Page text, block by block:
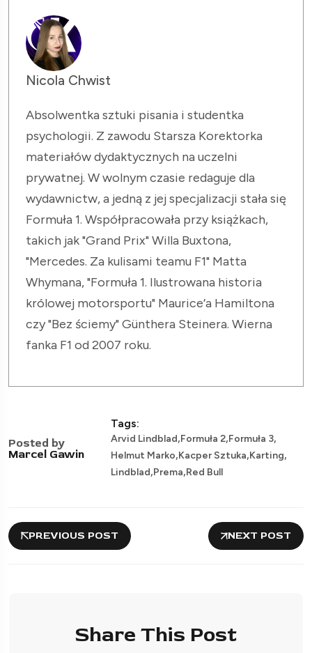
Nicola Chwist
Absolwentka sztuki pisania i studentka
psychologii. Z zawodu Starsza Korektorka
materiałów dydaktycznych na uczelni
prywatnej. W wolnym czasie redaguje dla
wydawnictw, a jedną z jej specjalizacji stała się
Formuła 1. Współpracowała przy książkach,
takich jak "Grand Prix" Willa Buxtona,
"Mercedes. Za kulisami teamu F1" Matta
Whymana, "Formuła 1. Ilustrowana historia
królowej motorsportu" Maurice’a Hamiltona
czy "Bez ściemy" Günthera Steinera. Wierna
fanka F1 od 2007 roku.
Posted by
Marcel Gawin
Tags:
Arvid Lindblad,Formuła 2,Formuła 3,
Helmut Marko,Kacper Sztuka,Karting,
Lindblad,Prema,Red Bull
PREVIOUS POST NEXT POST
Share This Post